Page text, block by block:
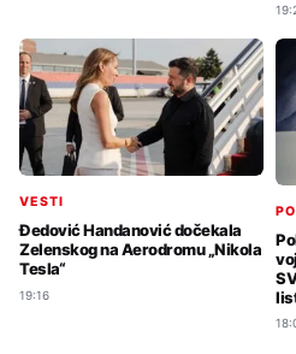
VESTI
Đedović Handanović dočekala
Zelenskog na Aerodromu „Nikola
Tesla“
19:16